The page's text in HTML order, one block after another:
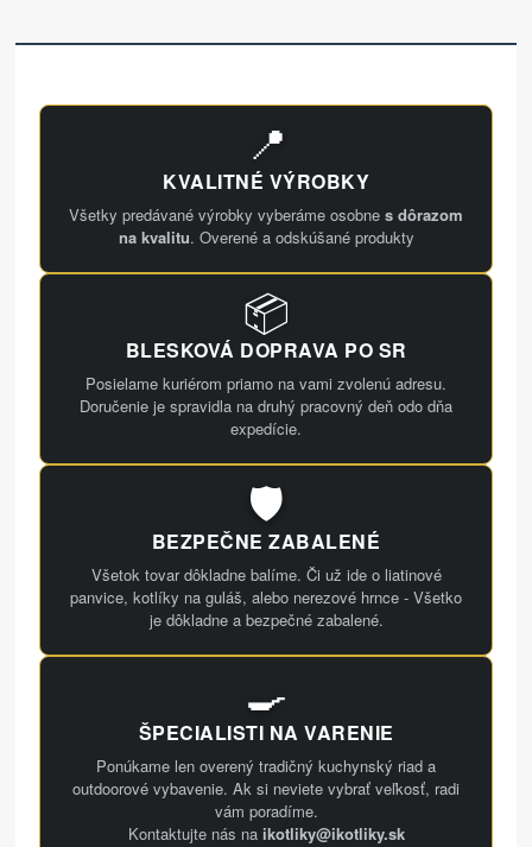
📍
KVALITNÉ VÝROBKY
Všetky predávané výrobky vyberáme osobne s dôrazom
na kvalitu. Overené a odskúšané produkty
📦
BLESKOVÁ DOPRAVA PO SR
Posielame kuriérom priamo na vami zvolenú adresu.
Doručenie je spravidla na druhý pracovný deň odo dňa
expedície.
🛡️
BEZPEČNE ZABALENÉ
Všetok tovar dôkladne balíme. Či už ide o liatinové
panvice, kotlíky na guláš, alebo nerezové hrnce - Všetko
je dôkladne a bezpečné zabalené.
🍳
ŠPECIALISTI NA VARENIE
Ponúkame len overený tradičný kuchynský riad a
outdoorové vybavenie. Ak si neviete vybrať veľkosť, radi
vám poradíme.
Kontaktujte nás na ikotliky@ikotliky.sk